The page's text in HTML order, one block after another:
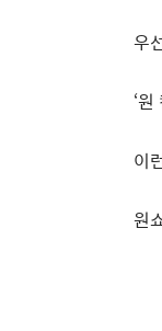
우
‘원
이
원